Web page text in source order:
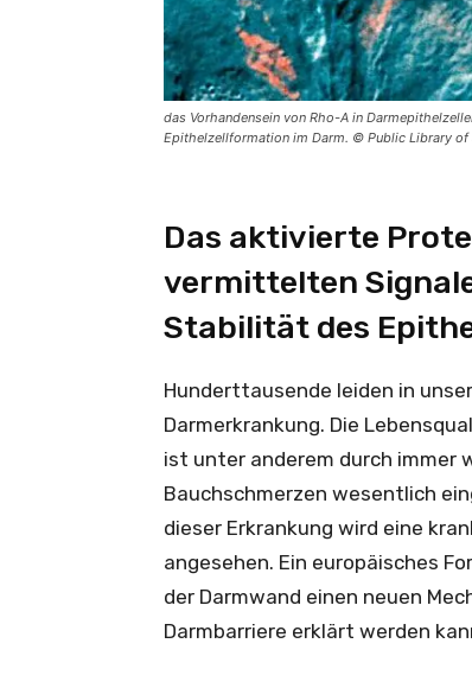
das Vorhandensein von Rho-A in
Epithelzellformation im Darm. © Public Library of
Das aktivierte
vermittelten
Stabilität des
Hunderttausende leiden in
Darmerkrankung. Die
ist unter anderem durch immer
Bauchschmerzen wesentlich
dieser Erkrankung wird eine
angesehen. Ein europäisches
der Darmwand einen neuen
Darmbarriere erklärt werden